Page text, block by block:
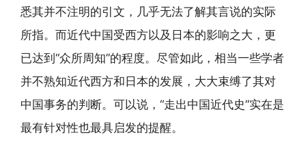
悉其并不注明的引文，几乎无法了解其言说的实际
所指。而近代中国受西方以及日本的影响之大，更
已达到“众所周知”的程度。尽管如此，相当一些学者
并不熟知近代西方和日本的发展，大大束缚了其对
中国事务的判断。可以说，“走出中国近代史”实在是
最有针对性也最具启发的提醒。